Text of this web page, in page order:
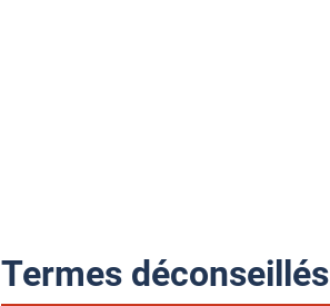
Termes déconseillés: